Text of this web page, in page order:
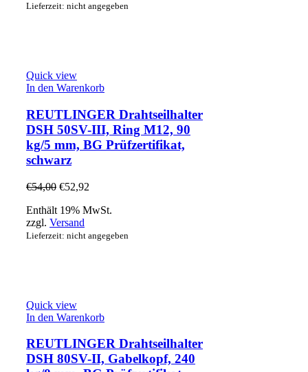
Lieferzeit: nicht angegeben
Quick view
In den Warenkorb
REUTLINGER Drahtseilhalter
DSH 50SV-III, Ring M12, 90
kg/5 mm, BG Prüfzertifikat,
schwarz
€54,00 €52,92
Enthält 19% MwSt.
zzgl. Versand
Lieferzeit: nicht angegeben
Quick view
In den Warenkorb
REUTLINGER Drahtseilhalter
DSH 80SV-II, Gabelkopf, 240